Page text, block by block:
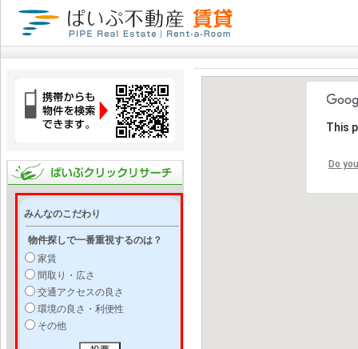
みんなのこだわり
物件探しで一番重視するのは？
家賃
間取り・広さ
交通アクセスの良さ
環境の良さ・利便性
その他
This
Do